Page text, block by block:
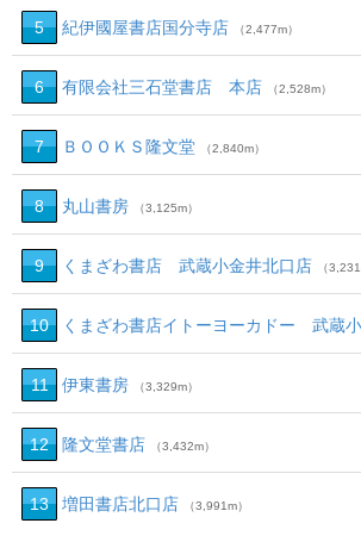
5 紀伊國屋書店国分寺店 （2,477m）
6 有限会社三石堂書店 本店 （2,528m）
7 ＢＯＯＫＳ隆文堂 （2,840m）
8 丸山書房 （3,125m）
9 くまざわ書店 武蔵小金井北口店 （
10 くまざわ書店イトーヨーカドー 武蔵
11 伊東書房 （3,329m）
12 隆文堂書店 （3,432m）
13 増田書店北口店 （3,991m）